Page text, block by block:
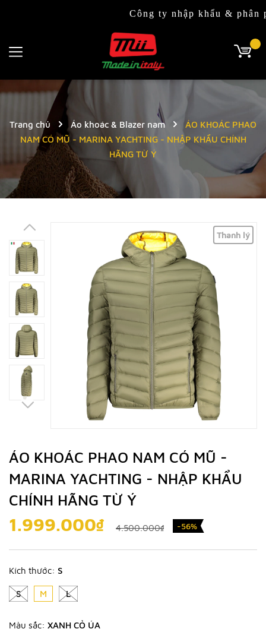
Công ty nhập khẩu & phân phối
Trang chủ Áo khoác & Blazer nam
ÁO KHOÁC PHAO
NAM CÓ MŨ - MARINA YACHTING - NHẬP KHẨU CHÍNH
HÃNG TỪ Ý
Thanh lý
ÁO KHOÁC PHAO NAM CÓ MŨ -
MARINA YACHTING - NHẬP KHẨU
CHÍNH HÃNG TỪ Ý
1.999.000₫ 4.500.000₫ -56%
Kích thước: S
S M L
Màu sắc: XANH CỎ ÚA